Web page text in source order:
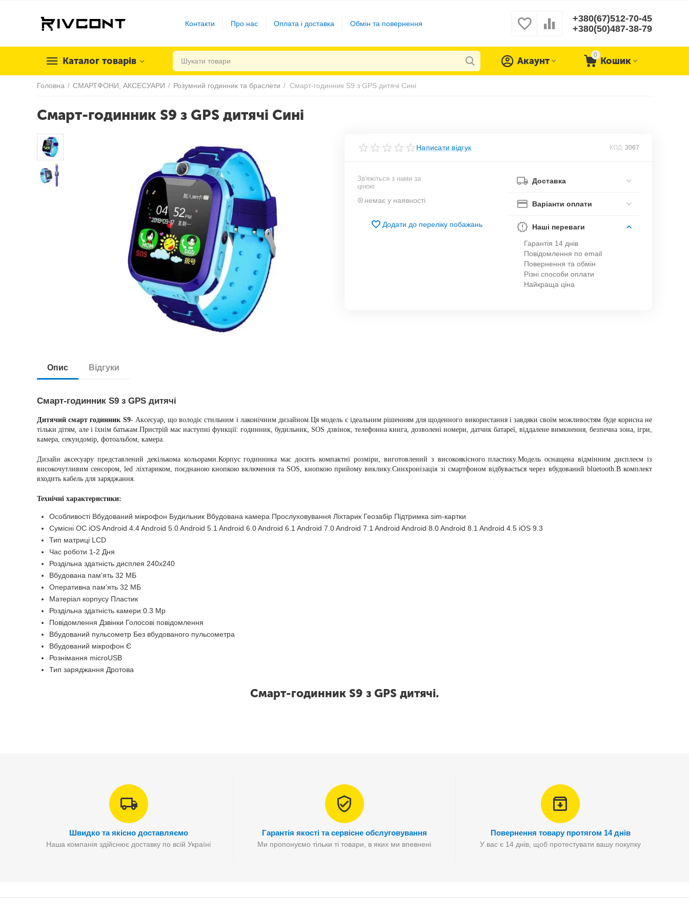
Контакти Про нас Оплата і доставка Обмін та повернення
+380(67)512-70-45
+380(50)487-38-79
Каталог товарів
0
Кошик
Акаунт
Головна / СМАРТФОНИ, АКСЕСУАРИ / Розумний годинник та браслети / Смарт-годинник S9 з GPS дитячі Сині
Смарт-годинник S9 з GPS дитячі Сині
Написати відгук КОД: 3067
Зв'яжіться з нами за
ціною
немає у наявності
Додати до переліку побажань
Доставка
Варіанти оплати
Наші переваги
Гарантія 14 днів
Повідомлення по email
Повернення та обмін
Різні способи оплати
Найкраща ціна
Опис Відгуки
Смарт-годинник S9 з GPS дитячі
Дитячий смарт годинник S9- Аксесуар, що володіє стильним і лаконічним дизайном.Ця модель є ідеальним рішенням для щоденного використання і завдяки своїм можливостям буде корисна не
тільки дітям, але і їхнім батькам.Пристрій має наступні функції: годинник, будильник, SOS дзвінок, телефонна книга, дозволені номери, датчик батареї, віддалене вимкнення, безпечна зона, ігри,
камера, секундомір, фотоальбом, камера.
Дизайн аксесуару представлений декількома кольорами.Корпус годинника має досить компактні розміри, виготовлений з високоякісного пластику.Модель оснащена відмінним дисплеєм із
високочутливим сенсором, led ліхтариком, поєднаною кнопкою включення та SOS, кнопкою прийому виклику.Синхронізація зі смартфоном відбувається через вбудований bluetooth.В комплект
входить кабель для заряджання.
Технічні характеристики:
Особливості Вбудований мікрофон Будильник Вбудована камера Прослуховування Ліхтарик Геозабір Підтримка sim-картки
Сумісні ОС iOS Android 4.4 Android 5.0 Android 5.1 Android 6.0 Android 6.1 Android 7.0 Android 7.1 Android Android 8.0 Android 8.1 Android 4.5 iOS 9.3
Тип матриці LCD
Час роботи 1-2 Дня
Роздільна здатність дисплея 240x240
Вбудована пам'ять 32 МБ
Оперативна пам'ять 32 МБ
Матеріал корпусу Пластик
Роздільна здатність камери 0.3 Мр
Повідомлення Дзвінки Голосові повідомлення
Вбудований пульсометр Без вбудованого пульсометра
Вбудований мікрофон Є
Рознімання microUSB
Тип заряджання Дротова
Смарт-годинник S9 з GPS дитячі.
Швидко та якісно доставляємо
Наша компанія здійснює доставку по всій Україні
Гарантія якості та сервісне обслуговування
Ми пропонуємо тільки ті товари, в яких ми впевнені
Повернення товару протягом 14 днів
У вас є 14 днів, щоб протестувати вашу покупку